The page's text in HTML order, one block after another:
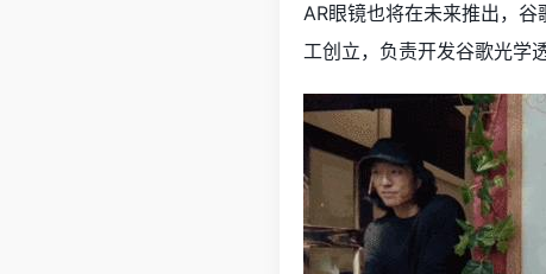
AR眼镜也将在未来推出，
工创立，负责开发谷歌光学